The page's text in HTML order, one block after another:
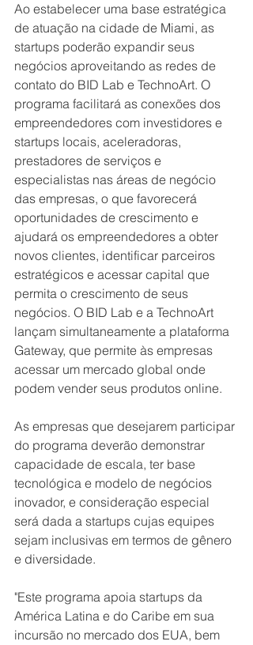
Ao estabelecer uma base estratégica
de atuação na cidade de Miami, as
startups poderão expandir seus
negócios aproveitando as redes de
contato do BID Lab e TechnoArt. O
programa facilitará as conexões dos
empreendedores com investidores e
startups locais, aceleradoras,
prestadores de serviços e
especialistas nas áreas de negócio
das empresas, o que favorecerá
oportunidades de crescimento e
ajudará os empreendedores a obter
novos clientes, identificar parceiros
estratégicos e acessar capital que
permita o crescimento de seus
negócios. O BID Lab e a TechnoArt
lançam simultaneamente a plataforma
Gateway, que permite às empresas
acessar um mercado global onde
podem vender seus produtos online.
As empresas que desejarem participar
do programa deverão demonstrar
capacidade de escala, ter base
tecnológica e modelo de negócios
inovador, e consideração especial
será dada a startups cujas equipes
sejam inclusivas em termos de gênero
e diversidade.
"Este programa apoia startups da
América Latina e do Caribe em sua
incursão no mercado dos EUA, bem